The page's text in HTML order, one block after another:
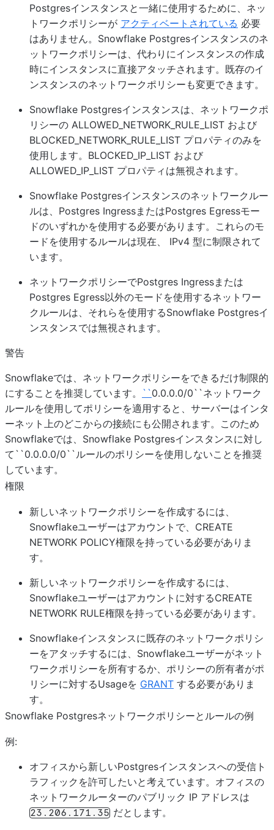
Postgresインスタンスと一緒に使用するために、ネッ
トワークポリシーが アクティベートされている 必要
はありません。Snowflake Postgresインスタンスのネ
ットワークポリシーは、代わりにインスタンスの作成
時にインスタンスに直接アタッチされます。既存のイ
ンスタンスのネットワークポリシーも変更できます。
Snowflake Postgresインスタンスは、ネットワークポ
リシーの ALLOWED_NETWORK_RULE_LIST および
BLOCKED_NETWORK_RULE_LIST プロパティのみを
使用します。BLOCKED_IP_LIST および
ALLOWED_IP_LIST プロパティは無視されます。
Snowflake Postgresインスタンスのネットワークルー
ルは、Postgres IngressまたはPostgres Egressモー
ドのいずれかを使用する必要があります。これらのモ
ードを使用するルールは現在、 IPv4 型に制限されて
います。
ネットワークポリシーでPostgres Ingressまたは
Postgres Egress以外のモードを使用するネットワー
クルールは、それらを使用するSnowflake Postgresイ
ンスタンスでは無視されます。
警告
Snowflakeでは、ネットワークポリシーをできるだけ制限的
にすることを推奨しています。 ``0.0.0.0/0``ネットワーク
ルールを使用してポリシーを適用すると、サーバーはインタ
ーネット上のどこからの接続にも公開されます。このため
Snowflakeでは、Snowflake Postgresインスタンスに対し
て``0.0.0.0/0``ルールのポリシーを使用しないことを推奨
しています。
権限
新しいネットワークポリシーを作成するには、
Snowflakeユーザーはアカウントで、CREATE
NETWORK POLICY権限を持っている必要がありま
す。
新しいネットワークポリシーを作成するには、
Snowflakeユーザーはアカウントに対するCREATE
NETWORK RULE権限を持っている必要があります。
Snowflakeインスタンスに既存のネットワークポリシ
ーをアタッチするには、Snowflakeユーザーがネット
ワークポリシーを所有するか、ポリシーの所有者がポ
リシーに対するUsageを GRANT する必要がありま
す。
Snowflake Postgresネットワークポリシーとルールの例
例:
オフィスから新しいPostgresインスタンスへの受信ト
ラフィックを許可したいと考えています。オフィスの
ネットワークルーターのパブリック IP アドレスは
23.206.171.35 だとします。